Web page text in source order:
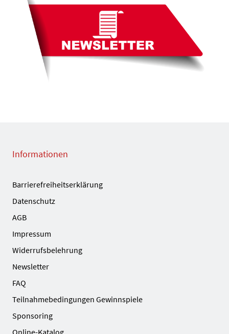
Informationen
Barrierefreiheitserklärung
Datenschutz
AGB
Impressum
Widerrufsbelehrung
Newsletter
FAQ
Teilnahmebedingungen Gewinnspiele
Sponsoring